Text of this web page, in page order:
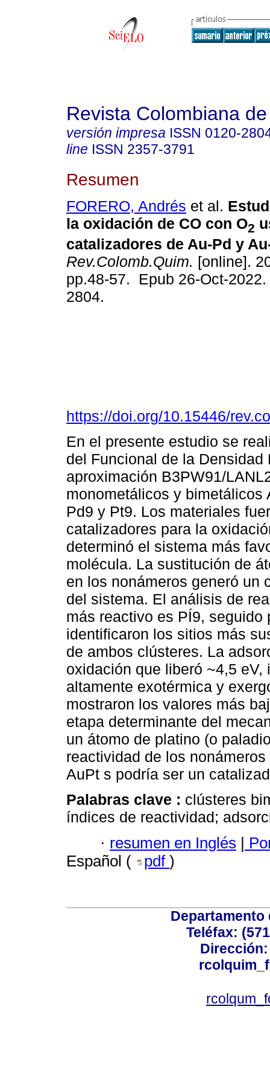
Revista Colombiana
versión impresa ISSN 0120-
line ISSN 2357-3791
Resumen
FORERO, Andrés et al.
la oxidación de CO con O2
catalizadores de Au-Pd y
Rev.Colomb.Quim. [online].
pp.48-57. Epub 26-Oct-
2804.
https://doi.org/10.15446/
En el presente estudio se
del Funcional de la
aproximación B3PW91/
monometálicos y bimetálicos
Pd9 y Pt9. Los materiales
catalizadores para la
determinó el sistema más
molécula. La sustitución de
en los nonámeros generó un
del sistema. El análisis de
más reactivo es PÍ9,
identificaron los sitios más
de ambos clústeres. La
oxidación que liberó ~4,5
altamente exotérmica y
mostraron los valores más
etapa determinante del
un átomo de platino (o
reactividad de los
AuPt s podría ser un
Palabras clave : clústeres
índices de reactividad;
· resumen en Inglés |
Español (
pdf )
Departamento
Teléfax:
Dirección: